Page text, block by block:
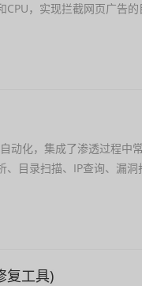
，实现拦截网页广告的
动化，集成了渗透过程中常
、目录扫描、IP查询、漏洞
复工具)